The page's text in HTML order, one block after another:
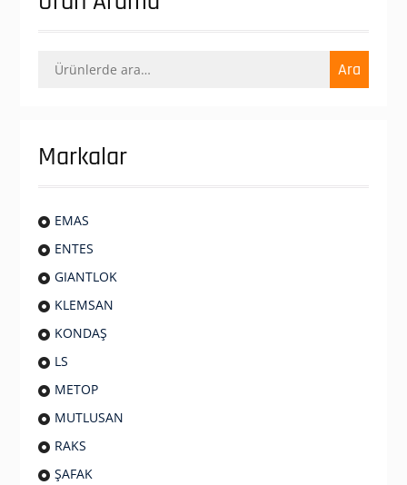
Ara: Ara
Markalar
EMAS
ENTES
GIANTLOK
KLEMSAN
KONDAŞ
LS
METOP
MUTLUSAN
RAKS
ŞAFAK